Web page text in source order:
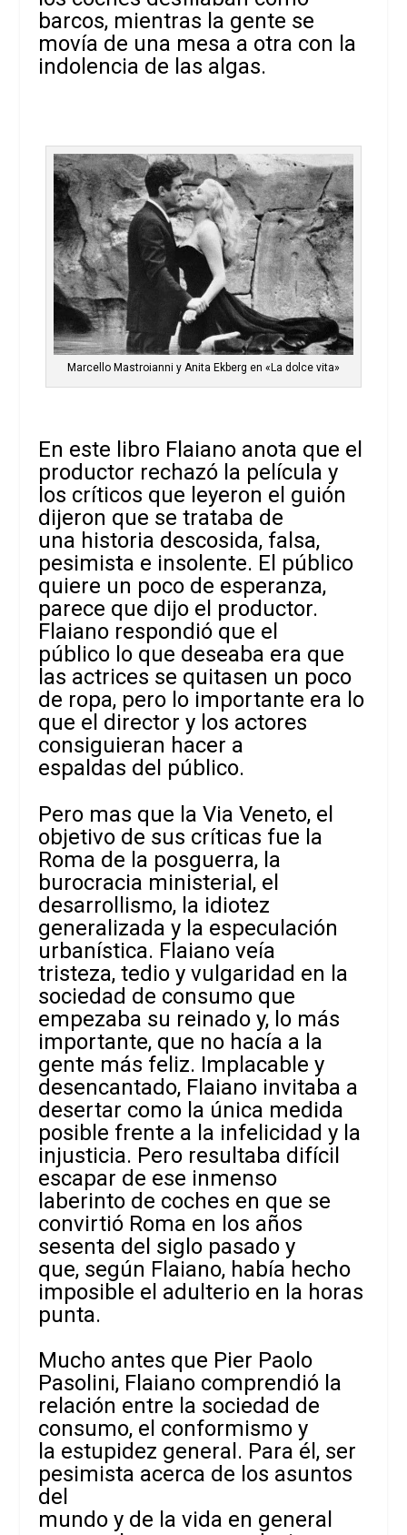
barcos, mientras la gente se
movía de una mesa a otra con la
indolencia de las algas.
Marcello Mastroianni y Anita Ekberg en «La dolce vita»
En este libro Flaiano anota que el
productor rechazó la película y
los críticos que leyeron el guión
dijeron que se trataba de
una historia descosida, falsa,
pesimista e insolente. El público
quiere un poco de esperanza,
parece que dijo el productor.
Flaiano respondió que el
público lo que deseaba era que
las actrices se quitasen un poco
de ropa, pero lo importante era lo
que el director y los actores
consiguieran hacer a
espaldas del público.
Pero mas que la Via Veneto, el
objetivo de sus críticas fue la
Roma de la posguerra, la
burocracia ministerial, el
desarrollismo, la idiotez
generalizada y la especulación
urbanística. Flaiano veía
tristeza, tedio y vulgaridad en la
sociedad de consumo que
empezaba su reinado y, lo más
importante, que no hacía a la
gente más feliz. Implacable y
desencantado, Flaiano invitaba a
desertar como la única medida
posible frente a la infelicidad y la
injusticia. Pero resultaba difícil
escapar de ese inmenso
laberinto de coches en que se
convirtió Roma en los años
sesenta del siglo pasado y
que, según Flaiano, había hecho
imposible el adulterio en la horas
punta.
Mucho antes que Pier Paolo
Pasolini, Flaiano comprendió la
relación entre la sociedad de
consumo, el conformismo y
la estupidez general. Para él, ser
pesimista acerca de los asuntos
del
mundo y de la vida en general